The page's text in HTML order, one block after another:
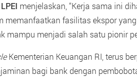
menjelaskan, “Kerja sama ini
memanfaatkan fasilitas ekspor
mampu menjadi salah satu pionir
Kementerian Keuangan RI, terus
bagi bank dengan